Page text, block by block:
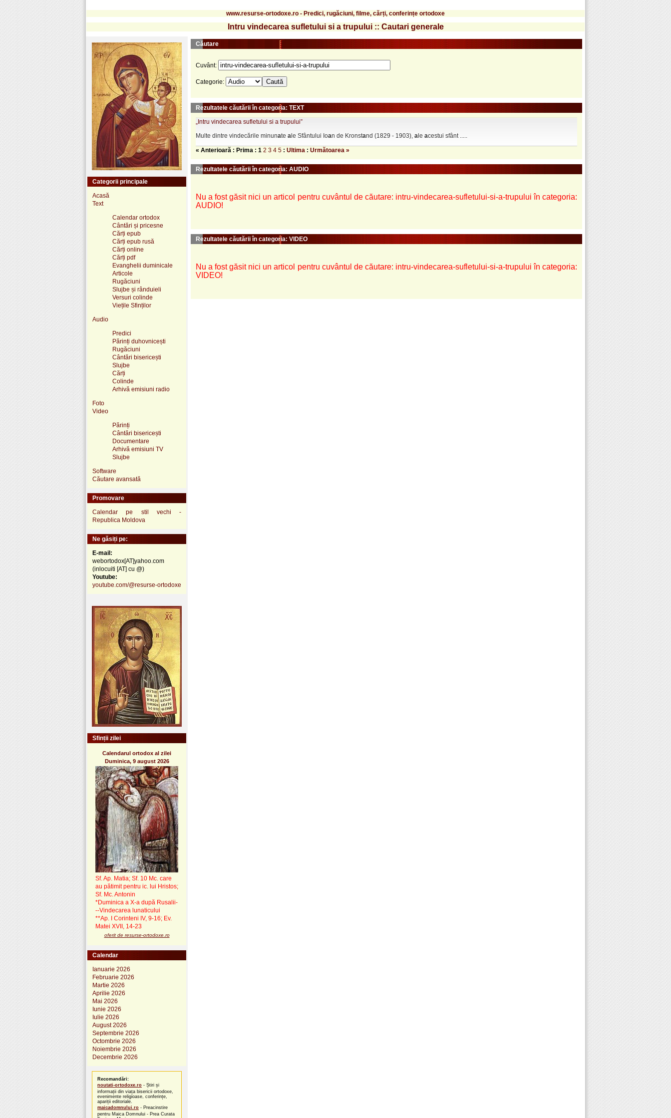
www.resurse-ortodoxe.ro - Predici, rugăciuni, filme, cărți, conferințe ortodoxe
Intru vindecarea sufletului si a trupului :: Cautari generale
Categorii principale
Acasă
Text
Calendar ortodox
Cântări și pricesne
Cărți epub
Cărți epub rusă
Cărți online
Cărți pdf
Evanghelii duminicale
Articole
Rugăciuni
Slujbe și rânduieli
Versuri colinde
Viețile Sfinților
Audio
Predici
Părinți duhovnicești
Rugăciuni
Cântări bisericești
Slujbe
Cărți
Colinde
Arhivă emisiuni radio
Foto
Video
Părinți
Cântări bisericești
Documentare
Arhivă emisiuni TV
Slujbe
Software
Căutare avansată
Promovare
Calendar pe stil vechi -
Republica Moldova
Ne găsiți pe:
E-mail:
webortodox[AT]yahoo.com
(inlocuiti [AT] cu @)
Youtube:
youtube.com/@resurse-ortodoxe
Căutare
Cuvânt:
Categorie:
Rezultatele căutării în categoria: TEXT
„Intru vindecarea sufletului si a trupului”
Multe dintre vindecările minunate a le Sfântului Ioan de Kronstand (1829 - 1903), a le acestui sfânt .....
« Anterioară : Prima : 1 2 3 4 5 : Ultima : Următoarea »
Rezultatele căutării în categoria: AUDIO
Nu a fost găsit nici un articol pentru cuvântul de căutare: intru-vindecarea-sufletului-si-a-trupului în categoria:
AUDIO!
Rezultatele căutării în categoria: VIDEO
Nu a fost găsit nici un articol pentru cuvântul de căutare: intru-vindecarea-sufletului-si-a-trupului în categoria:
VIDEO!
Sfinții zilei
Calendarul ortodox al zilei
Duminica, 9 august 2026
Sf. Ap. Matia; Sf. 10 Mc. care
au pătimit pentru ic. lui Hristos;
Sf. Mc. Antonin
*Duminica a X-a după Rusalii-
--Vindecarea lunaticului
**Ap. I Corinteni IV, 9-16; Ev.
Matei XVII, 14-23
oferit de resurse-ortodoxe.ro
Calendar
Ianuarie 2026
Februarie 2026
Martie 2026
Aprilie 2026
Mai 2026
Iunie 2026
Iulie 2026
August 2026
Septembrie 2026
Octombrie 2026
Noiembrie 2026
Decembrie 2026
Recomandări:
noutati-ortodoxe.ro - Știri și
informații din viața bisericii ortodoxe,
evenimente religioase, conferințe,
apariții editoriale.
maicadomnului.ro - Preacinstire
pentru Maica Domnului - Prea Curata